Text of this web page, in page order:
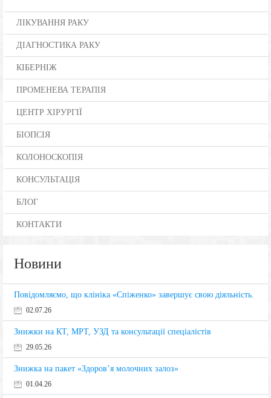
ЛІКУВАННЯ РАКУ
ДІАГНОСТИКА РАКУ
КІБЕРНІЖ
ПРОМЕНЕВА ТЕРАПІЯ
ЦЕНТР ХІРУРГІЇ
БІОПСІЯ
КОЛОНОСКОПІЯ
КОНСУЛЬТАЦІЯ
БЛОГ
КОНТАКТИ
Новини
Повідомляємо, що клініка «Спіженко» завершує свою діяльність.
02.07.26
Знижки на КТ, МРТ, УЗД та консультації спеціалістів
29.05.26
Знижка на пакет «Здоров’я молочних залоз»
01.04.26